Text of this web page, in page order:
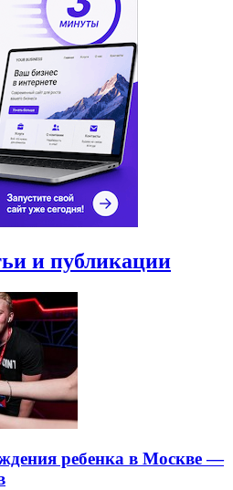
и публикации
ребенка в Москве —